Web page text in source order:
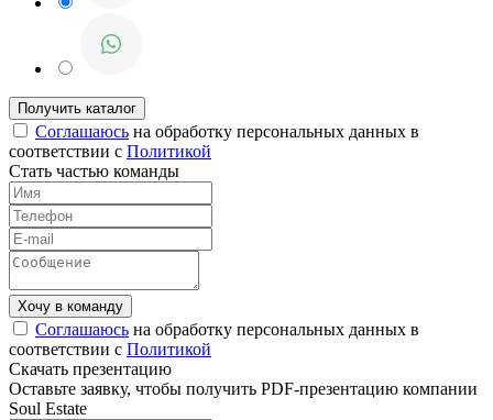
Соглашаюсь на обработку персональных данных в
соответствии с Политикой
Стать частью команды
Соглашаюсь на обработку персональных данных в
соответствии с Политикой
Скачать презентацию
Оставьте заявку, чтобы получить PDF-презентацию компании
Soul Estate